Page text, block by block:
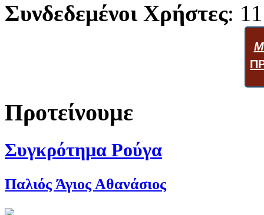
Συνδεδεμένοι Χρήστες: 11
Προτείνουμε
Συγκρότημα Ρούγα
Παλιός Άγιος Αθανάσιος